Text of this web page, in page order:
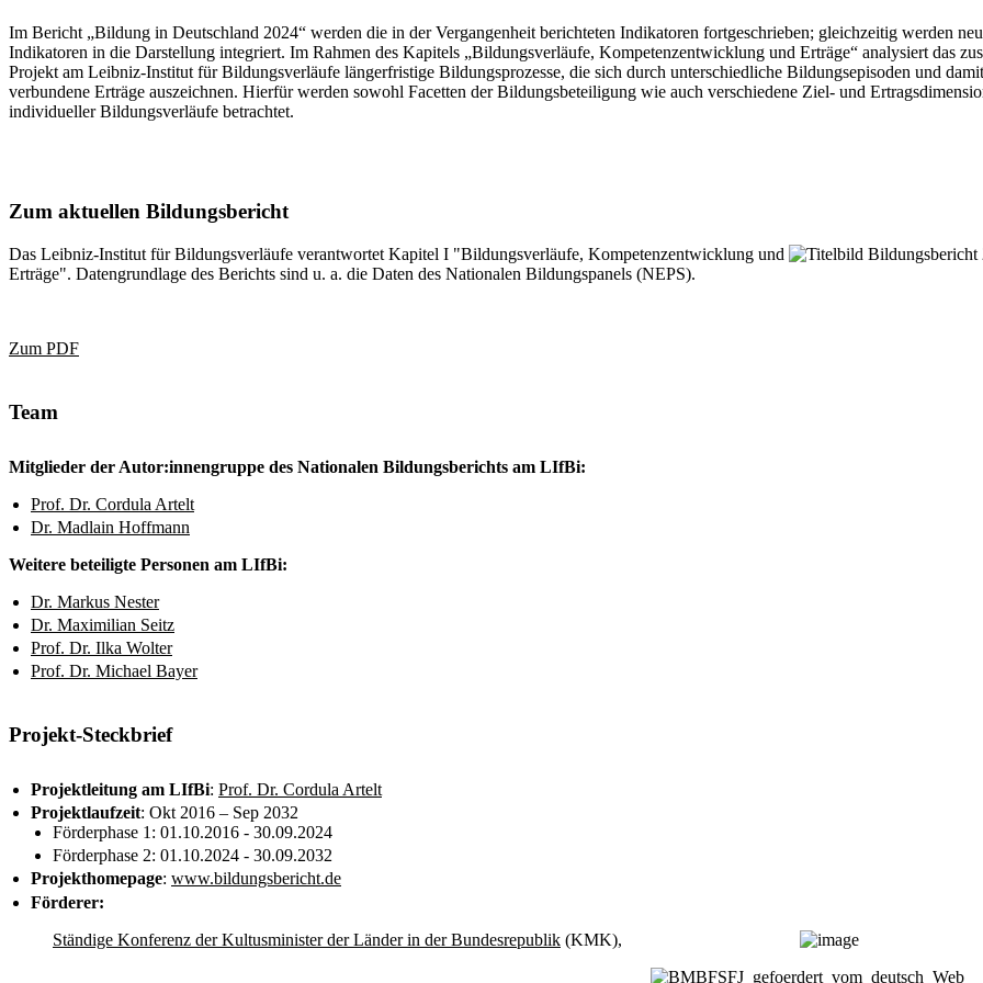
Im Bericht „Bildung in Deutschland 2024“ werden die in der Vergangenheit berichteten Indikatoren fortgeschrieben; gleichzeitig werden
Indikatoren in die Darstellung integriert. Im Rahmen des Kapitels „Bildungsverläufe, Kompetenzentwicklung und Erträge“ analysiert das
Projekt am Leibniz-Institut für Bildungsverläufe längerfristige Bildungsprozesse, die sich durch unterschiedliche Bildungsepisoden und damit
verbundene Erträge auszeichnen. Hierfür werden sowohl Facetten der Bildungsbeteiligung wie auch verschiedene Ziel- und
individueller Bildungsverläufe betrachtet.
Zum aktuellen Bildungsbericht
Das Leibniz-Institut für Bildungsverläufe verantwortet Kapitel I "Bildungsverläufe, Kompetenzentwicklung und
Erträge". Datengrundlage des Berichts sind u. a. die Daten des Nationalen Bildungspanels (NEPS).
Zum PDF
Team
Mitglieder der Autor:innengruppe des Nationalen Bildungsberichts am LIfBi:
Prof. Dr. Cordula Artelt
Dr. Madlain Hoffmann
Weitere beteiligte Personen am LIfBi:
Dr. Markus Nester
Dr. Maximilian Seitz
Prof. Dr. Ilka Wolter
Prof. Dr. Michael Bayer
Projekt-Steckbrief
Projektleitung am LIfBi: Prof. Dr. Cordula Artelt
Projektlaufzeit: Okt 2016 – Sep 2032
Förderphase 1: 01.10.2016 - 30.09.2024
Förderphase 2: 01.10.2024 - 30.09.2032
Projekthomepage: www.bildungsbericht.de
Förderer:
Ständige Konferenz der Kultusminister der Länder in der Bundesrepublik (KMK),